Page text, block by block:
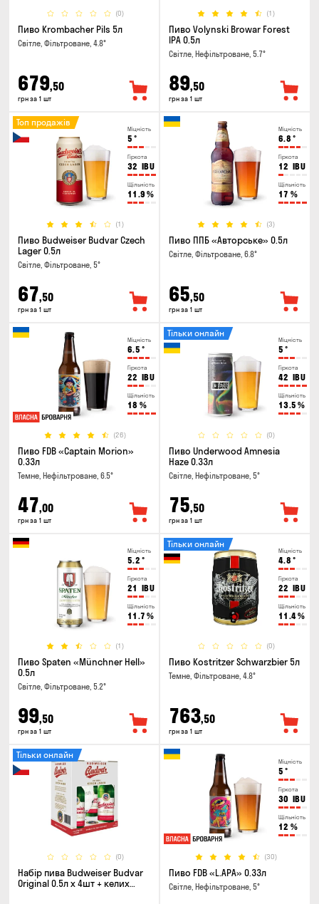
(0)
Пиво Krombacher Pils 5л
Світле, Фільтроване, 4.8°
679,50
грн за 1 шт
(1)
Пиво Volynski Browar Forest
IPA 0.5л
Світле, Нефільтроване, 5.7°
89,50
грн за 1 шт
Міцність
5 °
Гіркота
32 IBU
Щільність
11.9 %
(1)
Топ продажів
Пиво Budweiser Budvar Czech
Lager 0.5л
Світле, Фільтроване, 5°
67,50
грн за 1 шт
Міцність
6.8 °
Гіркота
12 IBU
Щільність
17 %
(3)
Пиво ППБ «Авторське» 0.5л
Світле, Фільтроване, 6.8°
65,50
грн за 1 шт
Міцність
6.5 °
Гіркота
22 IBU
Щільність
18 %
(26)
Пиво FDB «Captain Morion»
0.33л
Темне, Нефільтроване, 6.5°
47,00
грн за 1 шт
Міцність
5 °
Гіркота
42 IBU
Щільність
13.5 %
(0)
Тільки онлайн
Пиво Underwood Amnesia
Haze 0.33л
Світле, Нефільтроване, 5°
75,50
грн за 1 шт
Міцність
5.2 °
Гіркота
21 IBU
Щільність
11.7 %
(1)
Пиво Spaten «Münchner Hell»
0.5л
Світле, Фільтроване, 5.2°
99,50
грн за 1 шт
Міцність
4.8 °
Гіркота
22 IBU
Щільність
11.4%
(0)
Тільки онлайн
Пиво Kostritzer Schwarzbier 5л
Темне, Фільтроване, 4.8°
763,50
грн за 1 шт
(0)
Тільки онлайн
Набір пива Budweiser Budvar
Original 0.5л х 4шт + келих
Міцність
5 °
Гіркота
30 IBU
Щільність
12 %
(30)
Пиво FDB «L.APA» 0.33л
Світле, Нефільтроване, 5°